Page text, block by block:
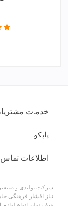
خدمات
پاپکو
اطلاعات تماس
نیاز اقشار فرهنگی